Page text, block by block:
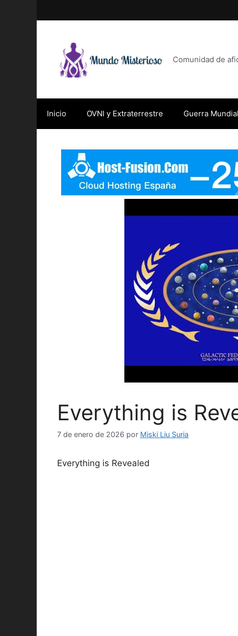
Comunidad de
Inicio OVNI y Extraterrestre Guerra
Everything is
7 de enero de 2026 por Miski Liu Suria
Everything is Revealed